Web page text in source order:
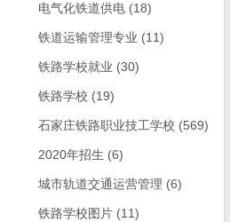
电气化铁道供电 (18)
铁道运输管理专业 (11)
铁路学校就业 (30)
铁路学校 (19)
石家庄铁路职业技工学校 (569)
2020年招生 (6)
城市轨道交通运营管理 (6)
铁路学校图片 (11)